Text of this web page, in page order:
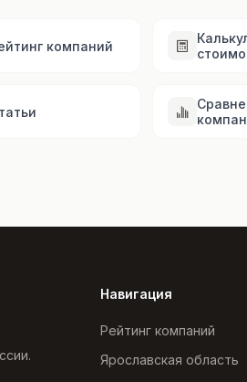
компаний
Навигация
Рейтинг компаний
Ярославская область